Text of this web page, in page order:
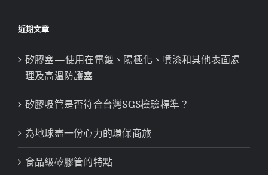
近期文章
矽膠塞—使用在電鍍、陽極化、噴漆和其他表面處
理及高溫防護塞
矽膠吸管是否符合台灣SGS檢驗標準？
為地球盡一份心力的環保商旅
食品級矽膠管的特點